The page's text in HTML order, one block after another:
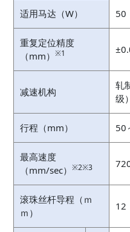
适用马达（W） 50
重复定位精度
（mm） ※1
减速机构
轧
级）
行程（mm） 50
最高速度
（mm/sec） ※2※3
滚珠丝杆导程（ｍ
ｍ）
12